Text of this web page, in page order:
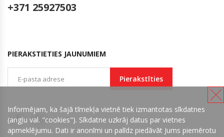
+371 25927503
PIERAKSTIETIES JAUNUMIEM
Pierakstīties
Informējam, ka šajā tīmekļa vietnē tiek izmantotas sīkdatnes
(angļu val. "cookies"). Sīkdatne uzkrāj datus par vietnes
apmeklējumu. Dati ir anonīmi un palīdz piedāvāt Jums piemērotu